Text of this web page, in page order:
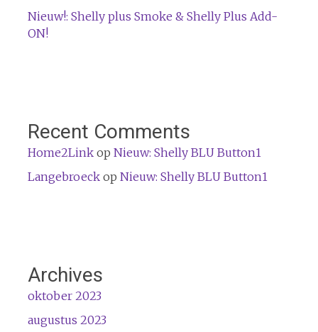
Nieuw!: Shelly plus Smoke & Shelly Plus Add-
ON!
Recent Comments
Home2Linkop Nieuw: Shelly BLU Button1
Langebroeckop Nieuw: Shelly BLU Button1
Archives
oktober 2023
augustus 2023